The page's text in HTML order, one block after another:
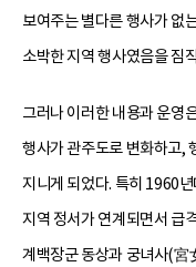
보여주는 별다른 행사가 없
소박한 지역 행사였음을 짐
그러나 이러한 내용과 운영
행사가 관주도로 변화하고,
지니게 되었다. 특히 1960
지역 정서가 연계되면서 급
계백장군 동상과 궁녀사(